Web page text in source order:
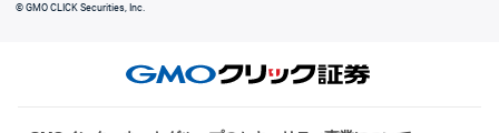
© GMO CLICK Securities, Inc.